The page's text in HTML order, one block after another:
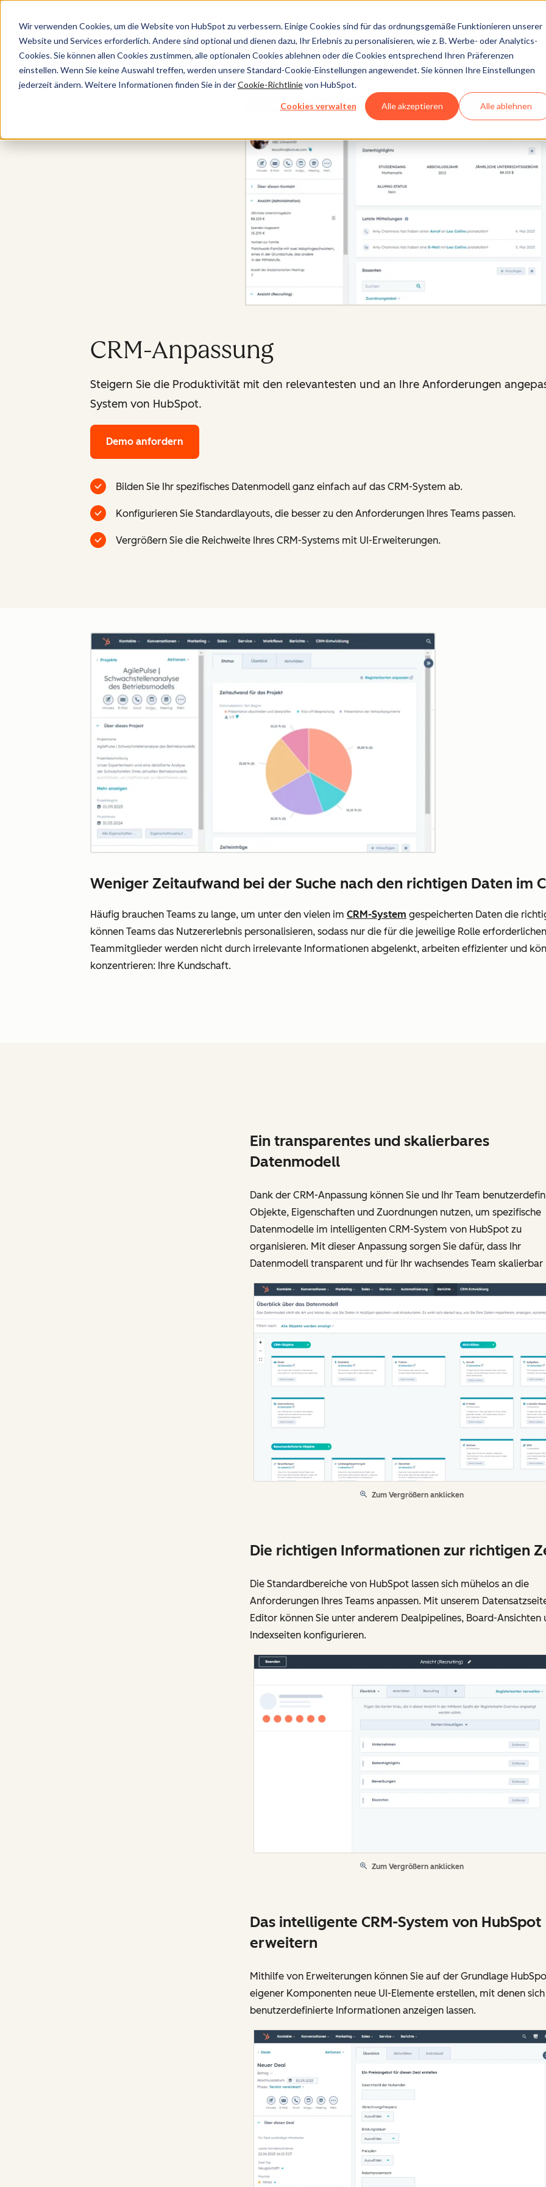
Wir verwenden Cookies, um die Website von HubSpot zu verbessern. Einige Cookies sind für das ordnungsgemäße Funktionieren unserer
Website und Services erforderlich. Andere sind optional und dienen dazu, Ihr Erlebnis zu personalisieren, wie z. B. Werbe- oder Analytics-
Cookies. Sie können allen Cookies zustimmen, alle optionalen Cookies ablehnen oder die Cookies entsprechend Ihren Präferenzen
einstellen. Wenn Sie keine Auswahl treffen, werden unsere Standard-Cookie-Einstellungen angewendet. Sie können Ihre Einstellungen
jederzeit ändern. Weitere Informationen finden Sie in derCookie-Richtlinievon HubSpot.
Cookies verwalten Alle akzeptieren Alle ablehnen
CRM-System von HubSpot
CRM-Anpassung
Steigern Sie die Produktivität mit den relevantesten und an Ihre Anforderungen
System von HubSpot.
Demo anfordern
Bilden Sie Ihr spezifisches Datenmodell ganz einfach auf das CRM-System ab.
Konfigurieren Sie Standardlayouts, die besser zu den Anforderungen Ihres Teams passen.
Vergrößern Sie die Reichweite Ihres CRM-Systems mit UI-Erweiterungen.
Weniger Zeitaufwand bei der Suche nach den richtigen Daten im
Häufig brauchen Teams zu lange, um unter den vielen im CRM-System gespeicherten Daten die
können Teams das Nutzererlebnis personalisieren, sodass nur die für die jeweilige Rolle
Teammitglieder werden nicht durch irrelevante Informationen abgelenkt, arbeiten effizienter und
konzentrieren: Ihre Kundschaft.
Ein transparentes und skalierbares
Datenmodell
Dank der CRM-Anpassung können Sie und Ihr Team
Objekte, Eigenschaften und Zuordnungen nutzen, um spezifische
Datenmodelle im intelligenten CRM-System von HubSpot zu
organisieren. Mit dieser Anpassung sorgen Sie dafür, dass Ihr
Datenmodell transparent und für Ihr wachsendes Team skalierbar
Zum Vergrößern anklicken
Die richtigen Informationen zur richtigen
Die Standardbereiche von HubSpot lassen sich mühelos an die
Anforderungen Ihres Teams anpassen. Mit unserem
Editor können Sie unter anderem Dealpipelines, Board-Ansichten
Indexseiten konfigurieren.
Zum Vergrößern anklicken
Das intelligente CRM-System von HubSpot
erweitern
Mithilfe von Erweiterungen können Sie auf der Grundlage
eigener Komponenten neue UI-Elemente erstellen, mit denen sich
benutzerdefinierte Informationen anzeigen lassen.